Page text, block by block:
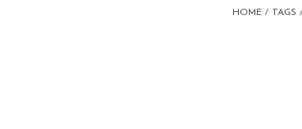
HOME / TAGS